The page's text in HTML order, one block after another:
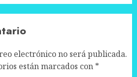
electrónico no será publicada.
están marcados con *